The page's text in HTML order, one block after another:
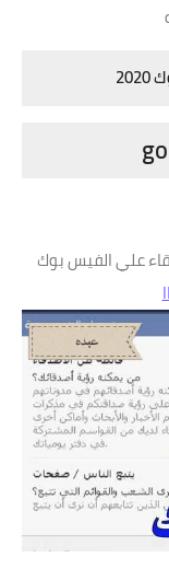
علي الفيس بوك